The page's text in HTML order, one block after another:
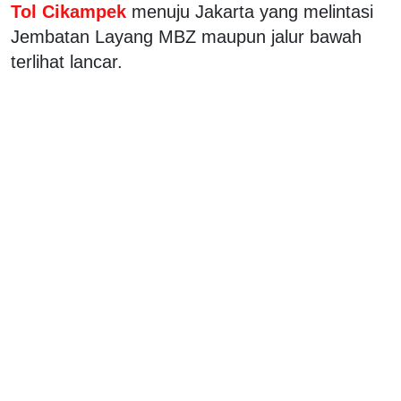
Tol Cikampek menuju Jakarta yang melintasi
Jembatan Layang MBZ maupun jalur bawah
terlihat lancar.